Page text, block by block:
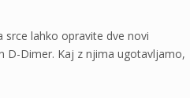
srce lahko opravite dve novi
D-Dimer. Kaj z njima ugotavljamo,